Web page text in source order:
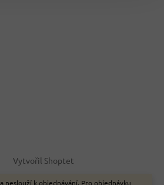
neslouží k objednávání. Pro objednávku
Vytvořil Shoptet